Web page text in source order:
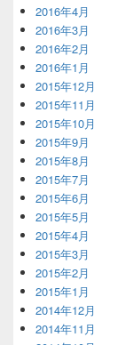
2016年4月
2016年3月
2016年2月
2016年1月
2015年12月
2015年11月
2015年10月
2015年9月
2015年8月
2015年7月
2015年6月
2015年5月
2015年4月
2015年3月
2015年2月
2015年1月
2014年12月
2014年11月